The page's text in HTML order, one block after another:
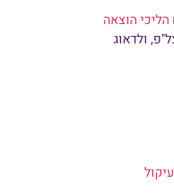
הליכי הוצאה
ולדאוג
עיקול